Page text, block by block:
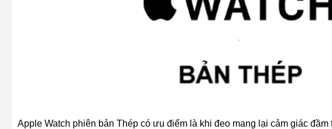
Apple Watch phiên bản Thép có ưu điểm là khi đeo mang lại cảm giác